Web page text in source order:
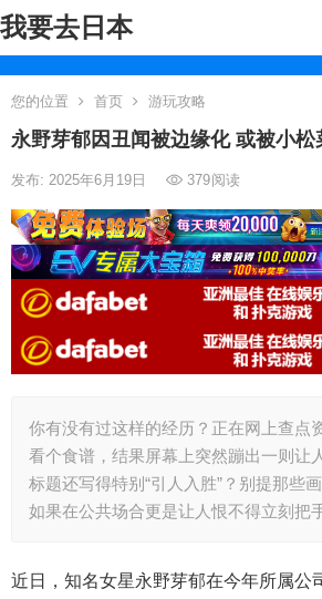
我要去日本
您的位置 首页 游玩攻略
永野芽郁因丑闻被边缘化 或被小松
发布: 2025年6月19日 379阅读
你有没有过这样的经历？正在网上查点
看个食谱，结果屏幕上突然蹦出一则让
标题还写得特别“引人入胜”？别提那些
如果在公共场合更是让人恨不得立刻把
近日，知名女星永野芽郁在今年所属公